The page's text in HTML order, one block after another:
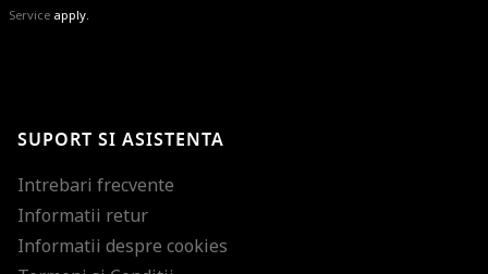
Service apply.
ultimele tendinte in moda!
SUPORT SI ASISTENTA
Intrebari frecvente
Informatii retur
Informatii despre cookies